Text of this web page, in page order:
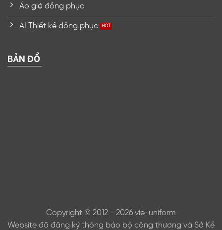
Áo gió đồng phục
AI Thiết kế đồng phục
BẢN ĐỒ
Copyright © 2012 - 2026 vie-uniform
Website đã đăng ký thông báo bộ công thương và Sở Kế